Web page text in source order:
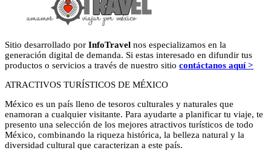
Sitio desarrollado por InfoTravel nos especializamos en la
generación digital de demanda. Si estas interesado en difundir tus
productos o servicios a través de nuestro sitio contáctanos aquí >
ATRACTIVOS TURÍSTICOS DE MÉXICO
México es un país lleno de tesoros culturales y naturales que
enamoran a cualquier visitante. Para ayudarte a planificar tu viaje, te
presento una selección de los mejores atractivos turísticos de todo
México, combinando la riqueza histórica, la belleza natural y la
diversidad cultural que caracterizan a este país.